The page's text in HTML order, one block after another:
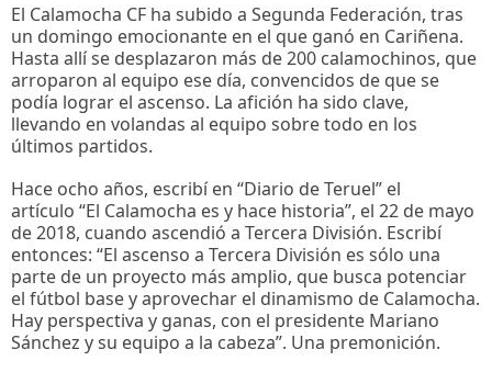
El Calamocha CF ha subido a Segunda Federación, tras
un domingo emocionante en el que ganó en Cariñena.
Hasta allí se desplazaron más de 200 calamochinos, que
arroparon al equipo ese día, convencidos de que se
podía lograr el ascenso. La afición ha sido clave,
llevando en volandas al equipo sobre todo en los
últimos partidos.
Hace ocho años, escribí en “Diario de Teruel” el
artículo “El Calamocha es y hace historia”, el 22 de mayo
de 2018, cuando ascendió a Tercera División. Escribí
entonces: “El ascenso a Tercera División es sólo una
parte de un proyecto más amplio, que busca potenciar
el fútbol base y aprovechar el dinamismo de Calamocha.
Hay perspectiva y ganas, con el presidente Mariano
Sánchez y su equipo a la cabeza”. Una premonición.